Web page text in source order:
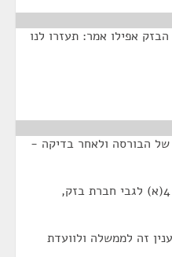
אפילו אמר: תעזרו לנו
הבורסה ולאחר בדיקה -
למסקנה שאפשר לבטל את סעיף 4(א) לגבי חברת בזק,
זה לממשלה ולוועדת